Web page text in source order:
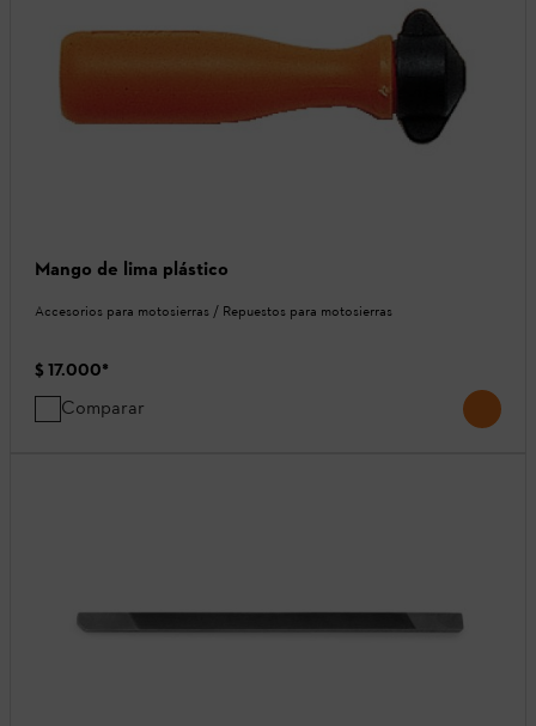
Mango de lima plástico
Accesorios para motosierras / Repuestos para motosierras
$ 17.000*
Comparar